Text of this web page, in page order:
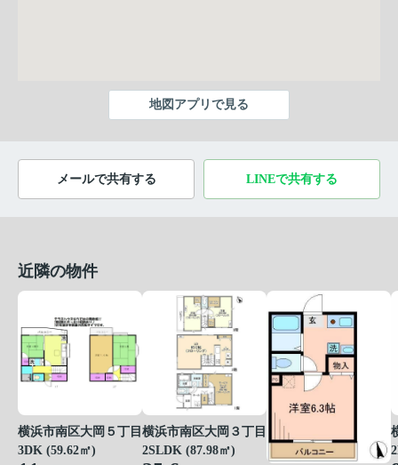
地図アプリで見る
メールで共有する LINEで共有する
近隣の物件
横浜市南区大岡５丁目
3DK (59.62㎡)
横浜市南区大岡３丁目
2SLDK (87.98㎡)